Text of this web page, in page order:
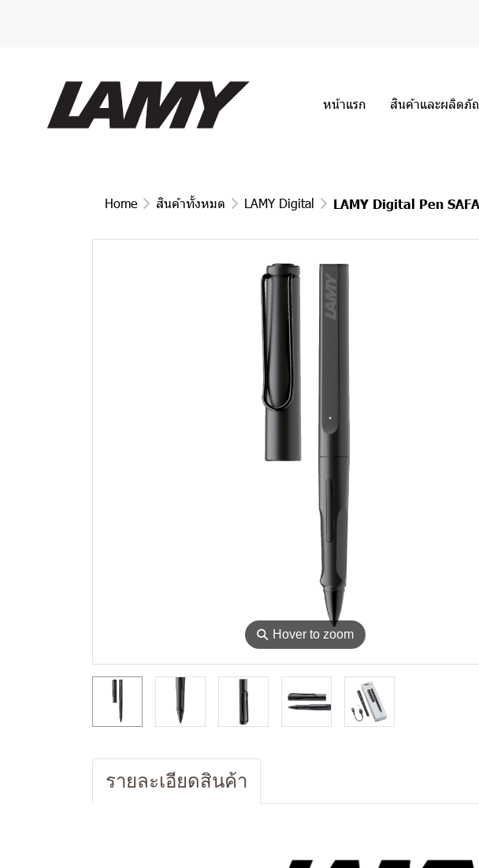
หน้าแรก สินค้าและผลิต
Home สินค้าทั้งหมด LAMY Digital LAMY Digital Pen
⚲ Hover to zoom
รายละเอียดสินค้า